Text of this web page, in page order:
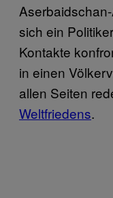
sich ein
Kontakte
in einen
allen Seiten
Weltfriedens.